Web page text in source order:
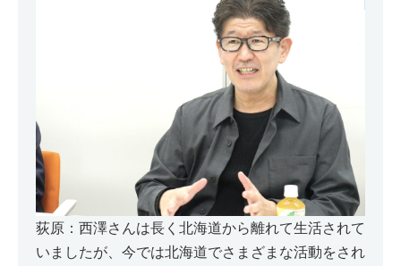
荻原：西澤さんは長く北海道から離れて生活されて
いましたが、今では北海道でさまざまな活動をされ